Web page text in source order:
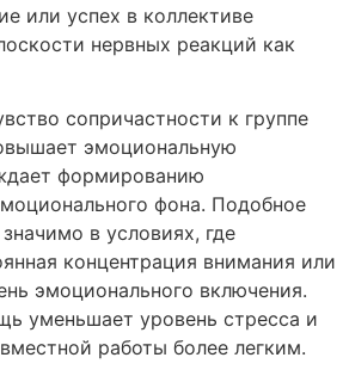
или успех в коллективе
нервных реакций как
сопричастности к группе
эмоциональную
формированию
фона. Подобное
в условиях, где
концентрация внимания или
эмоционального включения.
уменьшает уровень стресса и
работы более легким.